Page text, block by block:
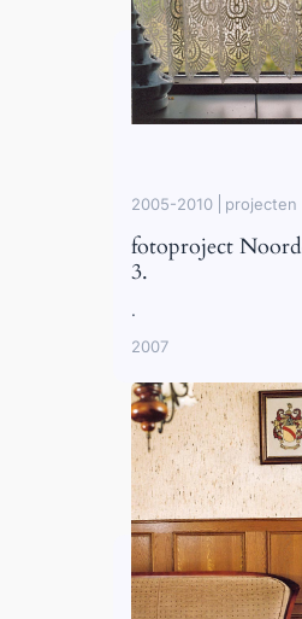
2005-2010 projecten
fotoproject
3.
.
2007